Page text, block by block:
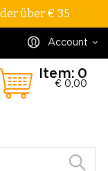
über € 35
Account
Item: 0
€ 0,00